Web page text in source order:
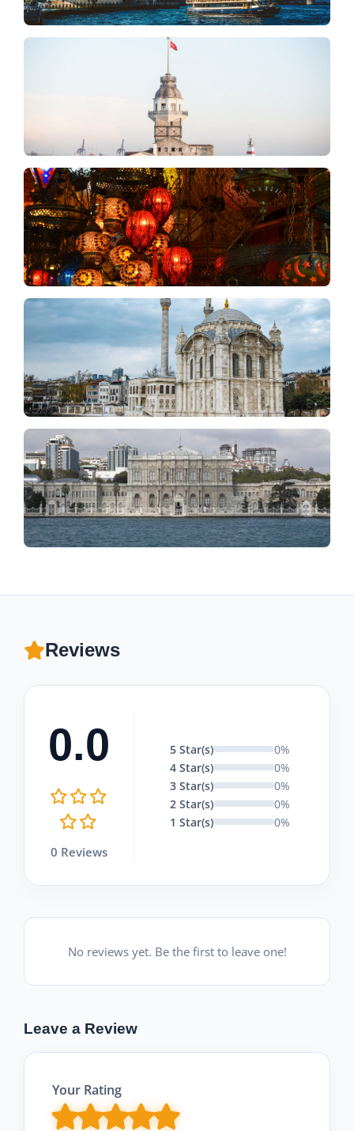
Reviews
0.0
0 Reviews
5 Star(s)
0%
4 Star(s)
0%
3 Star(s)
0%
2 Star(s)
0%
1 Star(s)
0%
No reviews yet. Be the first to leave one!
Leave a Review
Your Rating